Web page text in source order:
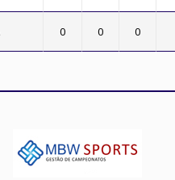
0 0 0